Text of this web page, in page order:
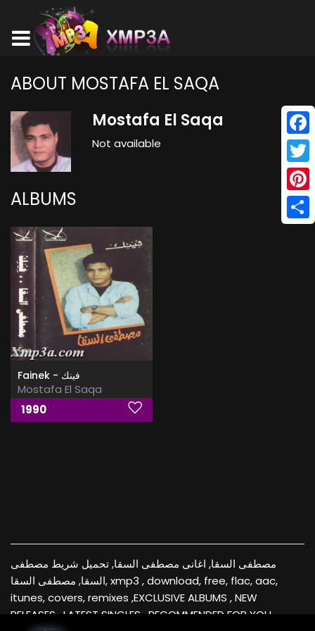
ABOUT MOSTAFA EL SAQA
Mostafa El Saqa
Not available
ALBUMS
Fainek - فينك
Mostafa El Saqa
1990
مصطفى السقا, اغانى مصطفى السقا, تحميل شريط مصطفى
السقا, مصطفى السقا, xmp3 , download, free, flac, aac,
itunes, covers, remixes ,EXCLUSIVE ALBUMS , NEW
RELEASES , LATEST SINGLES , RECOMMENDED FOR YOU ,